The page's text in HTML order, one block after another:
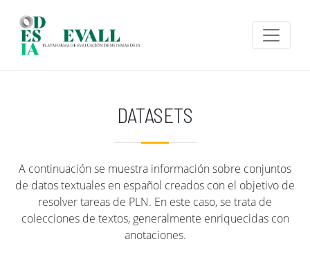
DATASETS
A continuación se muestra información sobre conjuntos
de datos textuales en español creados con el objetivo de
resolver tareas de PLN. En este caso, se trata de
colecciones de textos, generalmente enriquecidas con
anotaciones.